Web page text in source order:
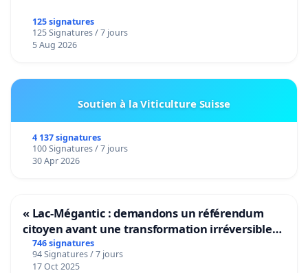
125 signatures
125 Signatures / 7 jours
5 Aug 2026
Soutien à la Viticulture Suisse
4 137 signatures
100 Signatures / 7 jours
30 Apr 2026
« Lac-Mégantic : demandons un référendum
citoyen avant une transformation irréversible
de notre territoire »
746 signatures
94 Signatures / 7 jours
17 Oct 2025